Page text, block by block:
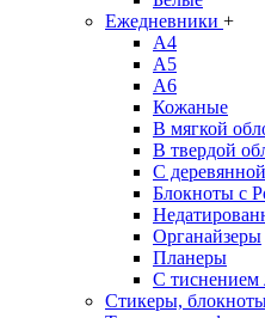
Ежедневники +
A4
A5
A6
Кожаные
В мягкой
В твердой
С
Блокноты с
Органайзеры
Планеры
С тиснением
Стикеры,